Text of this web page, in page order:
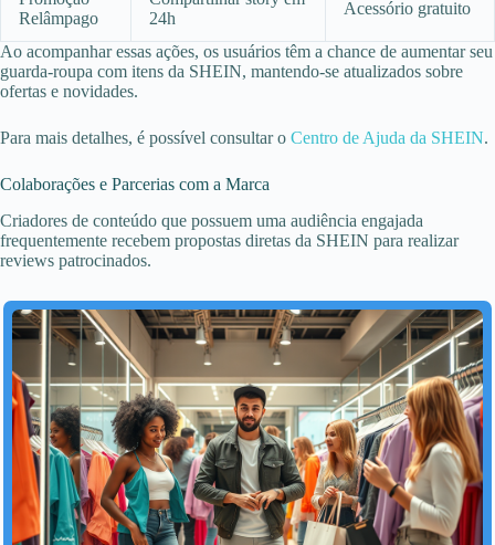
Relâmpago
24h
Acessório gratuito
Ao acompanhar essas ações, os usuários têm a chance de aumentar seu
guarda-roupa com itens da SHEIN, mantendo-se atualizados sobre
ofertas e novidades.
Para mais detalhes, é possível consultar o Centro de Ajuda da SHEIN.
Colaborações e Parcerias com a Marca
Criadores de conteúdo que possuem uma audiência engajada
frequentemente recebem propostas diretas da SHEIN para realizar
reviews patrocinados.